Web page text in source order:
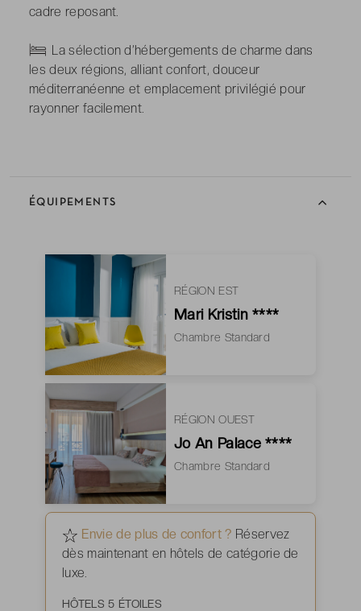
cadre reposant.
La sélection d’hébergements de charme dans
les deux régions, alliant confort, douceur
méditerranéenne et emplacement privilégié pour
rayonner facilement.
ÉQUIPEMENTS
RÉGION EST
Mari Kristin ****
Chambre Standard
RÉGION OUEST
Jo An Palace ****
Chambre Standard
Envie de plus de confort ? Réservez
dès maintenant en hôtels de catégorie de
luxe.
HÔTELS 5 ÉTOILES